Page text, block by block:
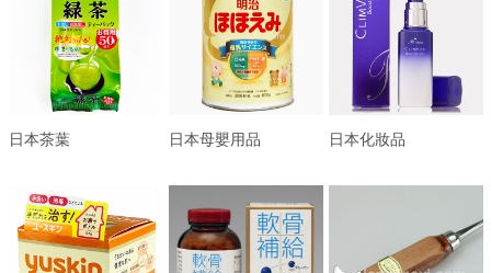
日本茶葉 日本母嬰用品 日本化妝品